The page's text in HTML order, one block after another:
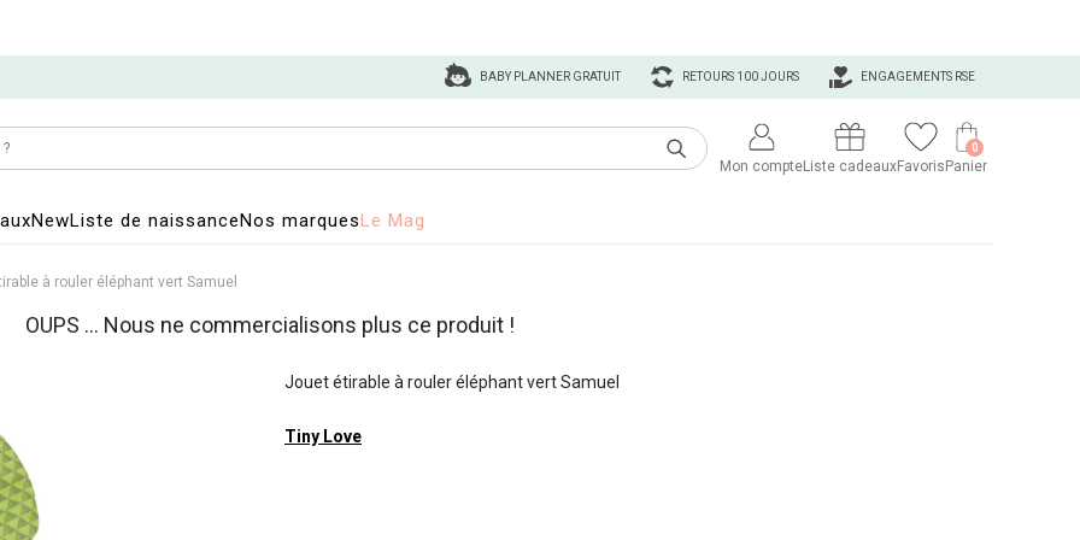
ENGAGEMENTS RSE
RETOURS 100 JOURS
BABY PLANNER GRATUIT
Mon compteListe cadeauxFavoris Panier
0
NewListe de naissanceNos marquesLe Mag
à rouler éléphant vert Samuel
OUPS ... Nous ne commercialisons plus ce produit !
Jouet étirable à rouler éléphant vert Samuel
Tiny Love